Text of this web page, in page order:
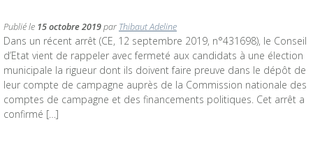
Publié le 15 octobre 2019par Thibaut Adeline
Dans un récent arrêt (CE, 12 septembre 2019, n°431698), le Conseil
d’Etat vient de rappeler avec fermeté aux candidats à une élection
municipale la rigueur dont ils doivent faire preuve dans le dépôt de
leur compte de campagne auprès de la Commission nationale des
comptes de campagne et des financements politiques. Cet arrêt a
confirmé […]